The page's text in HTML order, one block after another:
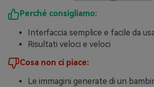
Perché consigliamo:
Interfaccia semplice e facile da
Risultati veloci e veloci
Cosa non ci piace:
Le immagini generate di un